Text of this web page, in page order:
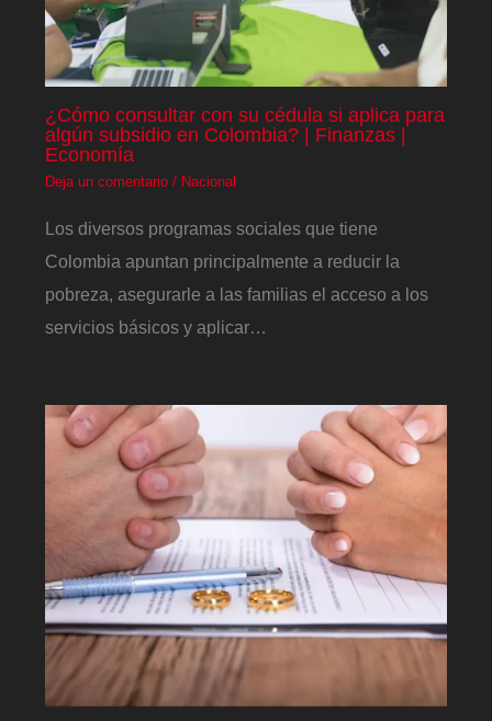
¿Cómo consultar con su cédula si aplica para
algún subsidio en Colombia? | Finanzas |
Economía
Deja un comentario / Nacional
Los diversos programas sociales que tiene
Colombia apuntan principalmente a reducir la
pobreza, asegurarle a las familias el acceso a los
servicios básicos y aplicar…